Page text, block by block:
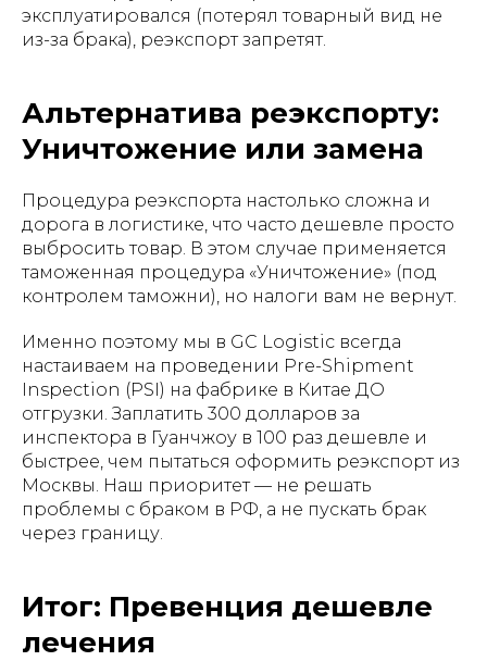
эксплуатировался (потерял товарный вид не
из-за брака), реэкспорт запретят.
Альтернатива реэкспорту:
Уничтожение или замена
Процедура реэкспорта настолько сложна и
дорога в логистике, что часто дешевле просто
выбросить товар. В этом случае применяется
таможенная процедура «Уничтожение» (под
контролем таможни), но налоги вам не вернут.
Именно поэтому мы в GC Logistic всегда
настаиваем на проведении Pre-Shipment
Inspection (PSI) на фабрике в Китае ДО
отгрузки. Заплатить 300 долларов за
инспектора в Гуанчжоу в 100 раз дешевле и
быстрее, чем пытаться оформить реэкспорт из
Москвы. Наш приоритет — не решать
проблемы с браком в РФ, а не пускать брак
через границу.
Итог: Превенция дешевле
лечения